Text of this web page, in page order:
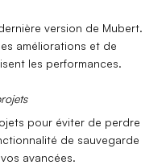
version de Mubert.
améliorations et de
les performances.
pour éviter de perdre
de sauvegarde
avancées.